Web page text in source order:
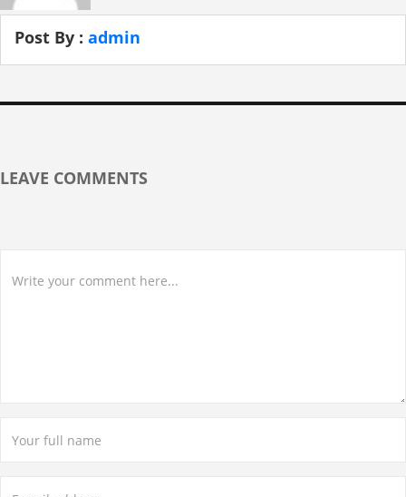
Post By : admin
LEAVE COMMENTS